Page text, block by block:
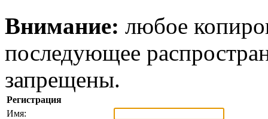
Внимание: любое
последующее
запрещены.
Регистрация
Имя: